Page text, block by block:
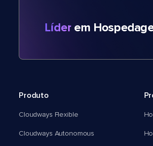
Líder em
Produto
Cloudways Flexible
Cloudways Autonomous